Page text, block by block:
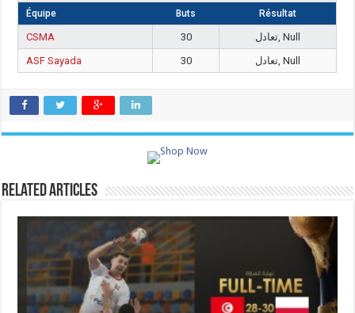
Équipe Buts Résultat
CSMA 30
تعادل, Null
ASF Sayada
30 تعادل, Null
Related Articles